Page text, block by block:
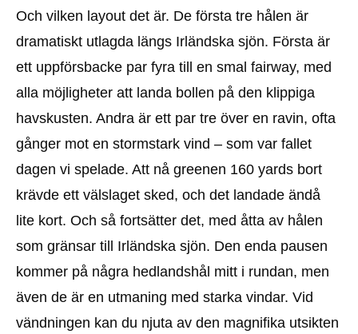
Och vilken layout det är. De första tre hålen är
dramatiskt utlagda längs Irländska sjön. Första är
ett uppförsbacke par fyra till en smal fairway, med
alla möjligheter att landa bollen på den klippiga
havskusten. Andra är ett par tre över en ravin, ofta
gånger mot en stormstark vind – som var fallet
dagen vi spelade. Att nå greenen 160 yards bort
krävde ett välslaget sked, och det landade ändå
lite kort. Och så fortsätter det, med åtta av hålen
som gränsar till Irländska sjön. Den enda pausen
kommer på några hedlandshål mitt i rundan, men
även de är en utmaning med starka vindar. Vid
vändningen kan du njuta av den magnifika utsikten